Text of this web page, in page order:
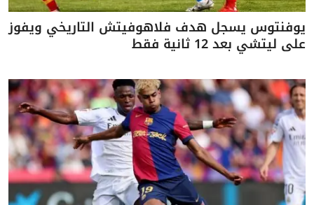
يوفنتوس يسجل هدف فلاهوفيتش التاريخي ويفوز
على ليتشي بعد 12 ثانية فقط